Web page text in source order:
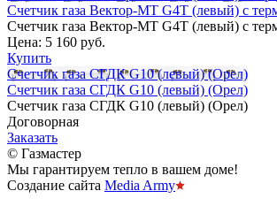
Счетчик газа Вектор-МТ G4Т (левый) с
Счетчик газа Вектор-МТ G4Т (левый) с
Цена: 5 160 руб.
Купить
Счетчик газа СГДК G10 (левый) (Орел)
Счетчик газа СГДК G10 (левый) (Орел)
Счетчик газа СГДК G10 (левый) (Орел)
Договорная
Заказать
© Газмастер
Мы гарантируем тепло в вашем доме!
Создание сайта Media Army